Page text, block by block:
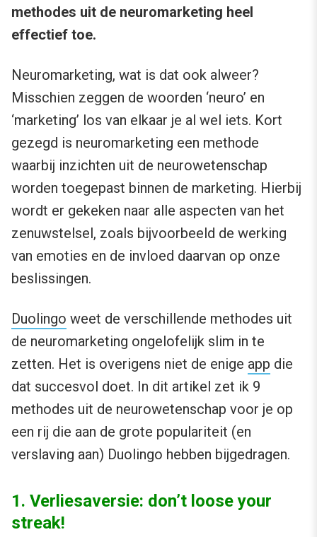
methodes uit de neuromarketing heel
effectief toe.
Neuromarketing, wat is dat ook alweer?
Misschien zeggen de woorden ‘neuro’ en
‘marketing’ los van elkaar je al wel iets. Kort
gezegd is neuromarketing een methode
waarbij inzichten uit de neurowetenschap
worden toegepast binnen de marketing. Hierbij
wordt er gekeken naar alle aspecten van het
zenuwstelsel, zoals bijvoorbeeld de werking
van emoties en de invloed daarvan op onze
beslissingen.
Duolingo weet de verschillende methodes uit
de neuromarketing ongelofelijk slim in te
zetten. Het is overigens niet de enige app die
dat succesvol doet. In dit artikel zet ik 9
methodes uit de neurowetenschap voor je op
een rij die aan de grote populariteit (en
verslaving aan) Duolingo hebben bijgedragen.
1. Verliesaversie: don’t loose your
streak!